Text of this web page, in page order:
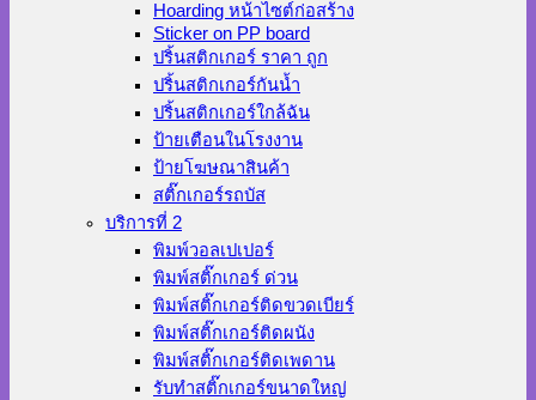
Hoarding หน้าไซต์ก่อสร้าง
Sticker on PP board
ปริ้นสติกเกอร์ ราคา ถูก
ปริ้นสติกเกอร์กันน้ำ
ปริ้นสติกเกอร์ใกล้ฉัน
ป้ายเตือนในโรงงาน
ป้ายโฆษณาสินค้า
สติ๊กเกอร์รถบัส
บริการที่ 2
พิมพ์วอลเปเปอร์
พิมพ์สติ๊กเกอร์ ด่วน
พิมพ์สติ๊กเกอร์ติดขวดเบียร์
พิมพ์สติ๊กเกอร์ติดผนัง
พิมพ์สติ๊กเกอร์ติดเพดาน
รับทำสติ๊กเกอร์ขนาดใหญ่